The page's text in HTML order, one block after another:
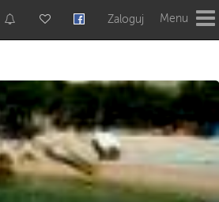
Zaloguj Menu